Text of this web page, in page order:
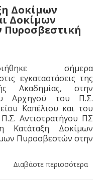
Δοκίμων
Δοκίμων
σήμερα
εγκαταστάσεις της
Ακαδημίας, στην
Αρχηγού του Π.Σ.
Καπέλιου και του
Αντιστρατήγου ΠΣ
Κατάταξη Δοκίμων
Πυροσβεστών στην
Διαβάστε περισσότερα